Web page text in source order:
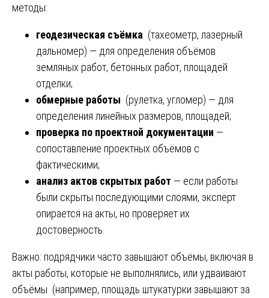
методы:
геодезическая съёмка (тахеометр, лазерный
дальномер) — для определения объёмов
земляных работ, бетонных работ, площадей
отделки;
обмерные работы (рулетка, угломер) — для
определения линейных размеров, площадей;
проверка по проектной документации —
сопоставление проектных объёмов с
фактическими;
анализ актов скрытых работ — если работы
были скрыты последующими слоями, эксперт
опирается на акты, но проверяет их
достоверность.
Важно: подрядчики часто завышают объёмы, включая в
акты работы, которые не выполнялись, или удваивают
объёмы (например, площадь штукатурки завышают за